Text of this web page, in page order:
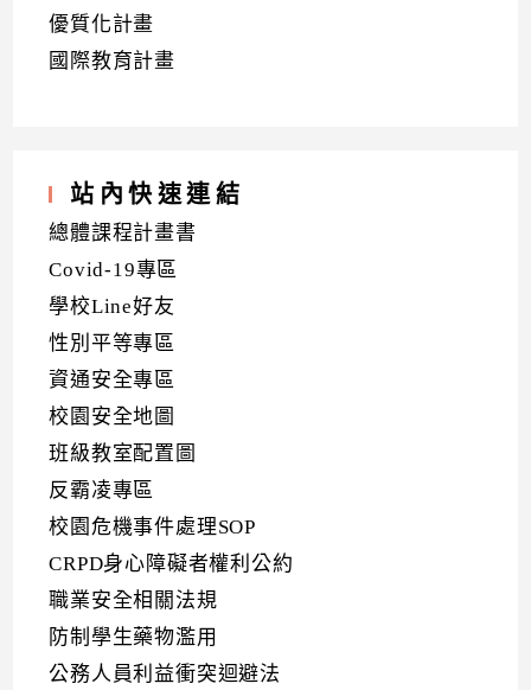
優質化計畫
國際教育計畫
站內快速連結
總體課程計畫書
Covid-19專區
學校Line好友
性別平等專區
資通安全專區
校園安全地圖
班級教室配置圖
反霸凌專區
校園危機事件處理SOP
CRPD身心障礙者權利公約
職業安全相關法規
防制學生藥物濫用
公務人員利益衝突迴避法